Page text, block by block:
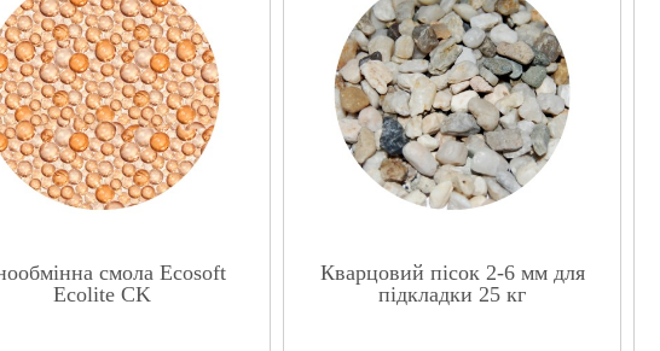
смола Ecosoft
Ecolite CK
Кварцовий пісок 2-6 мм для
підкладки 25 кг